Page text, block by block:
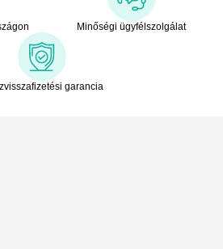
Minőségi ügyfélszolgálat
garancia